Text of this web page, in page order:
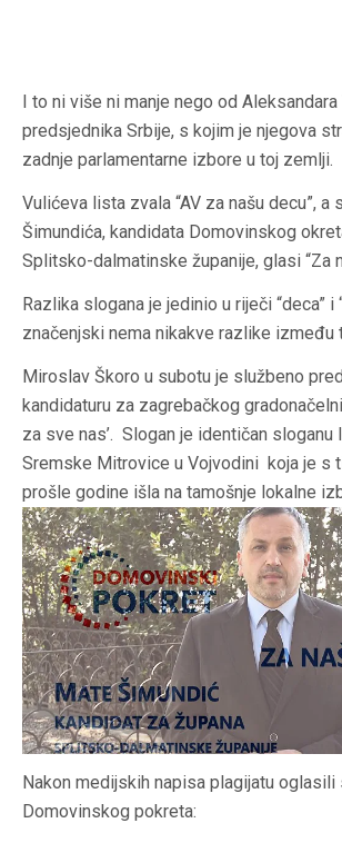
I to ni više ni manje nego od Aleksandara
predsjednika Srbije, s kojim je njegova
zadnje parlamentarne izbore u toj zemlji.
Vulićeva lista zvala “AV za našu decu”, a
Šimundića, kandidata Domovinskog
Splitsko-dalmatinske županije, glasi “Za
Razlika slogana je jedinio u riječi “deca” i
značenjski nema nikakve razlike između
Miroslav Škoro u subotu je službeno
kandidaturu za zagrebačkog
za sve nas’. Slogan je identičan sloganu
Sremske Mitrovice u Vojvodini koja je s
prošle godine išla na tamošnje lokalne
Nakon medijskih napisa plagijatu oglasili
Domovinskog pokreta: